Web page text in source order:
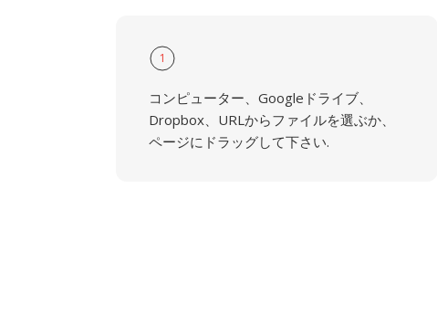
1
コンピューター、Googleドライブ、
Dropbox、URLからファイルを選ぶか、
ページにドラッグして下さい.